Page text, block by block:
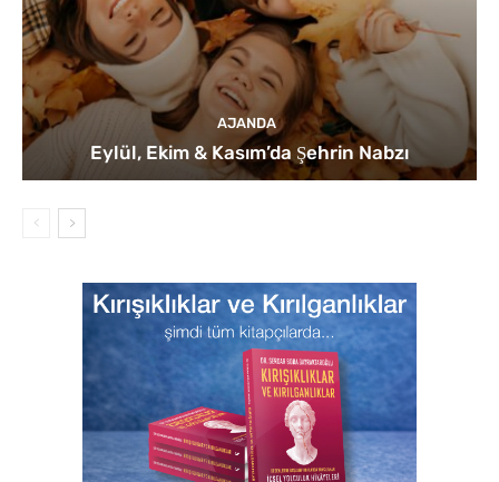
AJANDA
Eylül, Ekim & Kasım’da Şehrin Nabzı